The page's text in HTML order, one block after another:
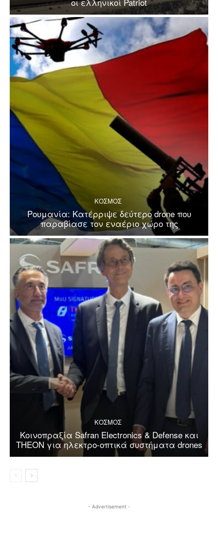
ΚΟΣΜΟΣ
Ρουμανία: Κατέρριψε δεύτερο drone που
παραβίασε τον εναέριο χώρο της
ΚΟΣΜΟΣ
Κοινοπραξία Safran Electronics & Defense και
THEON για ηλεκτρο-οπτικά συστήματα drones
- Advertisement -